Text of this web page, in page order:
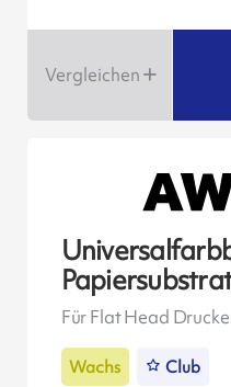
Vergleichen
Für Flat Head
Wachs Club